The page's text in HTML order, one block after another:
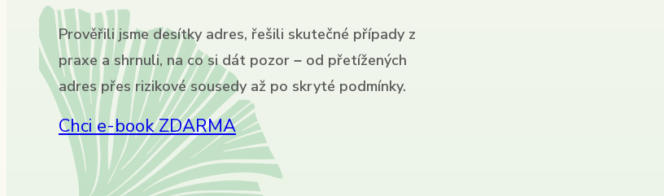
Prověřili jsme desítky adres, řešili skutečné případy z
praxe a shrnuli, na co si dát pozor – od přetížených
adres přes rizikové sousedy až po skryté podmínky.
Chci e-book ZDARMA